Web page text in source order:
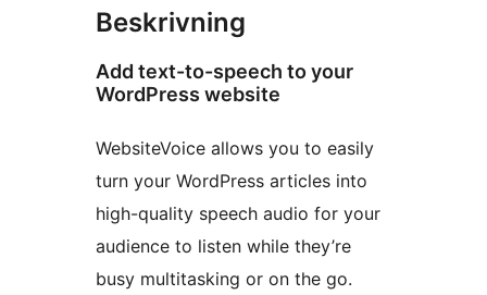
Beskrivning
Add text-to-speech to your
WordPress website
WebsiteVoice allows you to easily
turn your WordPress articles into
high-quality speech audio for your
audience to listen while they’re
busy multitasking or on the go.